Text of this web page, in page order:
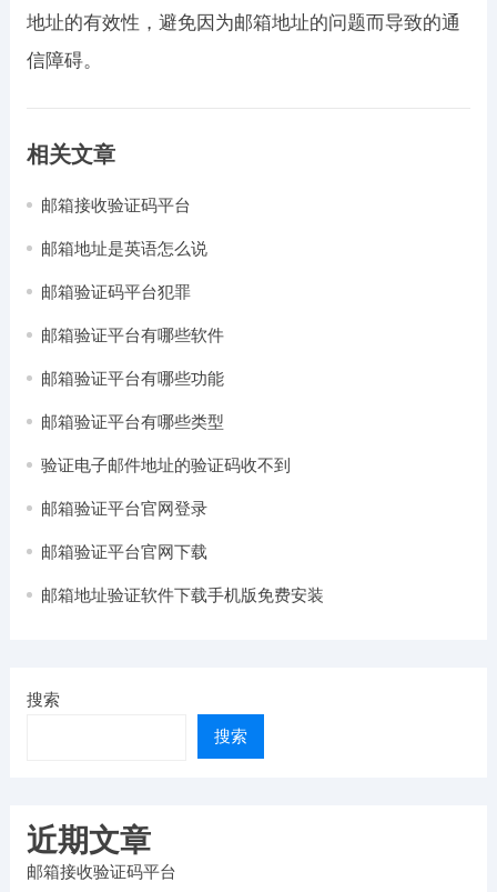
地址的有效性，避免因为邮箱地址的问题而导致的通
信障碍。
相关文章
邮箱接收验证码平台
邮箱地址是英语怎么说
邮箱验证码平台犯罪
邮箱验证平台有哪些软件
邮箱验证平台有哪些功能
邮箱验证平台有哪些类型
验证电子邮件地址的验证码收不到
邮箱验证平台官网登录
邮箱验证平台官网下载
邮箱地址验证软件下载手机版免费安装
搜索
搜索
近期文章
邮箱接收验证码平台